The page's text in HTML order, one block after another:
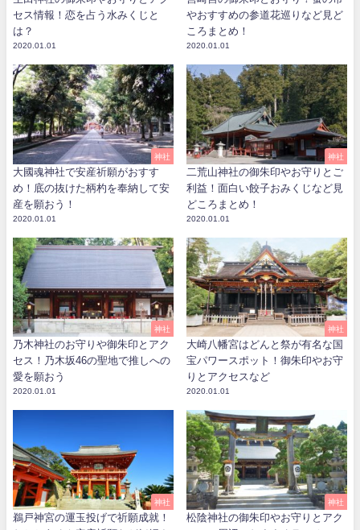
セス情報！恋を占う水みくじと
は？
2020.01.01
やおすすめの参道花巡りなど見ど
ころまとめ！
2020.01.01
神社
大國魂神社で安産祈願がおすす
め！底の抜けた柄杓を奉納して安
産を願おう！
2020.01.01
神社
二荒山神社の御朱印やお守りとご
利益！面白い餃子おみくじなど見
どころまとめ！
2020.01.01
神社
乃木神社のお守りや御朱印とアク
セス！乃木坂46の聖地で推しへの
愛を願おう
2020.01.01
神社
大崎八幡宮はどんと祭が有名な国
宝パワースポット！御朱印やお守
りとアクセスなど
2020.01.01
神社
鵜戸神宮の運玉投げで祈願成就！
神社
松陰神社の御朱印やお守りとアク